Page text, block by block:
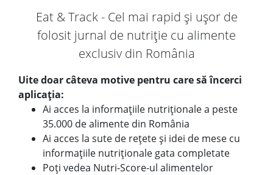
Eat & Track - Cel mai rapid și ușor de
folosit jurnal de nutriție cu alimente
exclusiv din România
Uite doar câteva motive pentru care să încerci
aplicația:
Ai acces la informațiile nutriționale a peste
35.000 de alimente din România
Ai acces la sute de rețete și idei de mese cu
informațiile nutriționale gata completate
Poți vedea Nutri-Score-ul alimentelor